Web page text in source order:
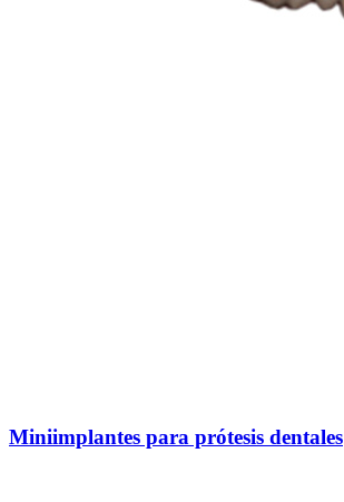
Miniimplantes para prótesis dentales